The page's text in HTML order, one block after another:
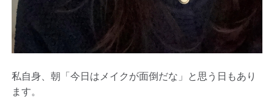
私自身、朝「今日はメイクが面倒だな」と思う日もあり
ます。